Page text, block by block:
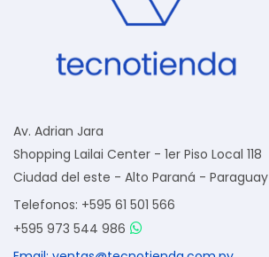
Av. Adrian Jara
Shopping Lailai Center - 1er Piso Local 118
Ciudad del este - Alto Paraná - Paraguay
Telefonos: +595 61 501 566
+595 973 544 986